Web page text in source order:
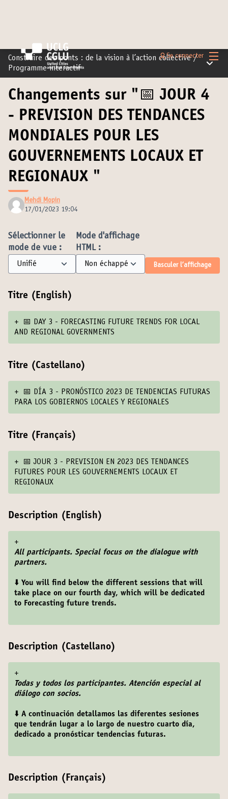
Se connecter
Construire des ponts : de la vision à l’action collective /
Programme interactif
Menu
Changements sur "📅 JOUR 4
- PREVISION DES TENDANCES
MONDIALES POUR LES
GOUVERNEMENTS LOCAUX ET
REGIONAUX "
Mehdi Mopin
17/01/2023 19:04
Sélectionner le
mode de vue :
Mode d'affichage
HTML :
Basculer l’affichage
Titre (English)
+
📅 DAY 3 - FORECASTING FUTURE TRENDS FOR LOCAL
AND REGIONAL GOVERNMENTS
Titre (Castellano)
+
📅 DÍA 3 - PRONÓSTICO 2023 DE TENDENCIAS FUTURAS
PARA LOS GOBIERNOS LOCALES Y REGIONALES
Titre (Français)
+
📅 JOUR 3 - PREVISION EN 2023 DES TENDANCES
FUTURES POUR LES GOUVERNEMENTS LOCAUX ET
REGIONAUX
Description (English)
+
All participants. Special focus on the dialogue with
partners.
⬇️ You will find below the different sessions that will
take place on our fourth day, which will be dedicated
to Forecasting future trends.
Description (Castellano)
+
Todas y todos los participantes. Atención especial al
diálogo con socios.
⬇️ A continuación detallamos las diferentes sesiones
que tendrán lugar a lo largo de nuestro cuarto día,
dedicado a pronósticar tendencias futuras.
Description (Français)